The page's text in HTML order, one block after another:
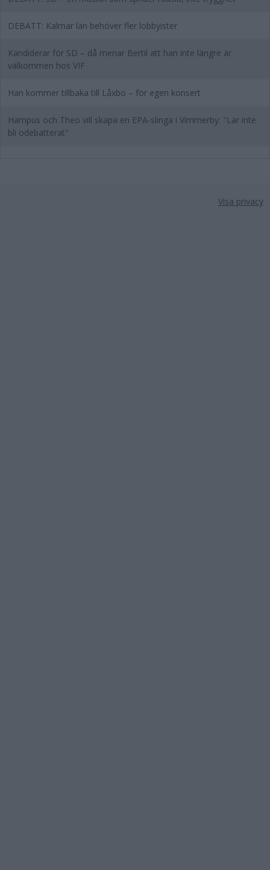
DEBATT: Kalmar län behöver fler lobbyister
Kandiderar för SD – då menar Bertil att han inte längre är
välkommen hos VIF
Han kommer tillbaka till Låxbo – för egen konsert
Hampus och Theo vill skapa en EPA-slinga i Vimmerby: "Lär inte
bli odebatterat"
Visa privacy